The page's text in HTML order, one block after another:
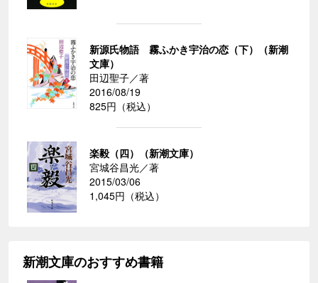
新源氏物語 霧ふかき宇治の恋（下）（新潮
文庫）
田辺聖子／著
2016/08/19
825円（税込）
楽毅（四）（新潮文庫）
宮城谷昌光／著
2015/03/06
1,045円（税込）
新潮文庫のおすすめ書籍